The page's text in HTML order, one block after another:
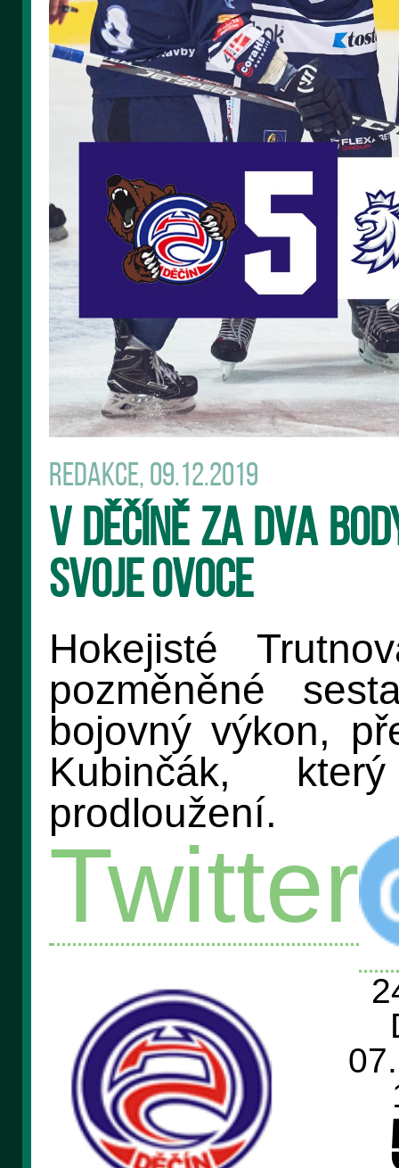
Redakce, 09.12.2019
V Děčíně za dva
svoje ovoce
Hokejisté
pozměněné
bojovný výkon,
Kubinčák,
prodloužení.
Twitter